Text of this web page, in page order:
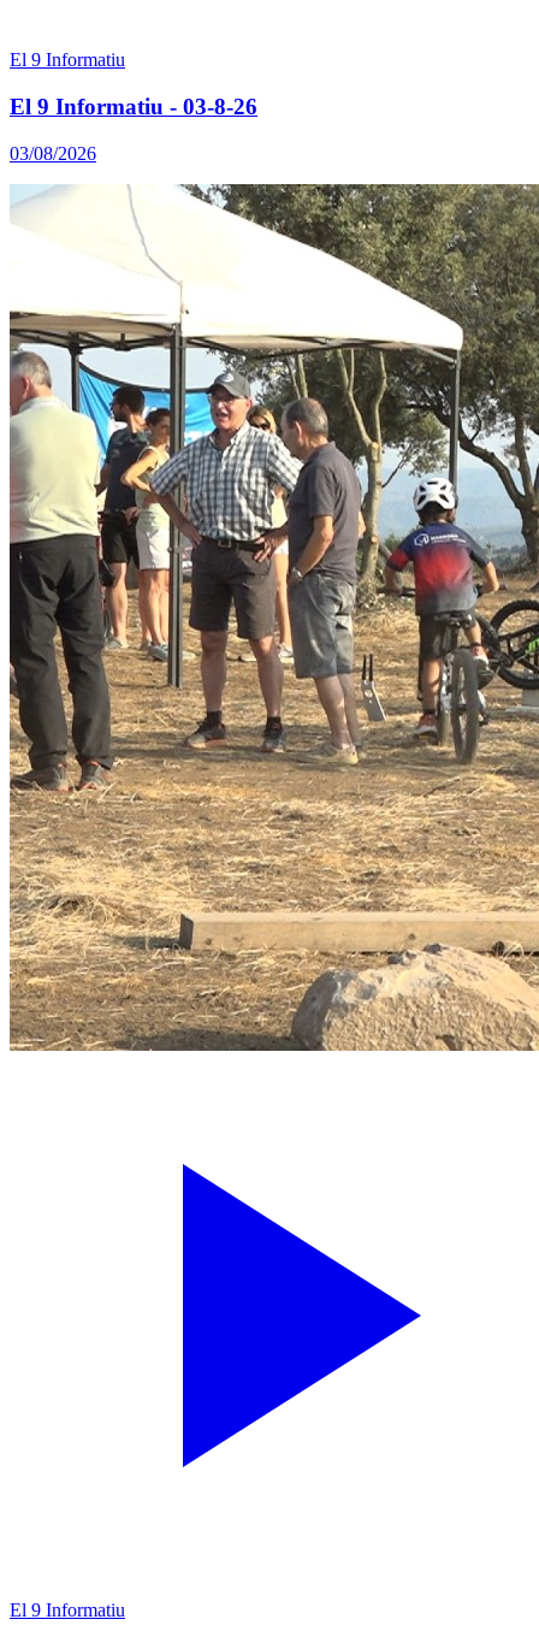
El 9 Informatiu
El 9 Informatiu - 03-8-26
03/08/2026
El 9 Informatiu